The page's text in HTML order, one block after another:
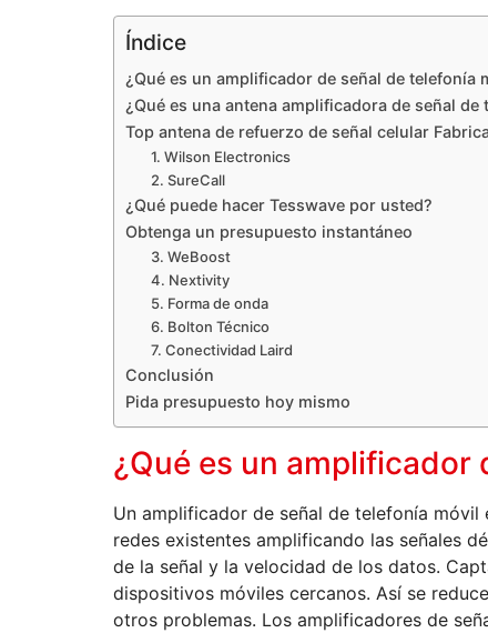
Índice
¿Qué es un amplificador de señal de telefonía
¿Qué es una antena amplificadora de señal
Top antena de refuerzo de señal celular
1. Wilson Electronics
2. SureCall
¿Qué puede hacer Tesswave por usted?
Obtenga un presupuesto instantáneo
3. WeBoost
4. Nextivity
5. Forma de onda
6. Bolton Técnico
7. Conectividad Laird
Conclusión
Pida presupuesto hoy mismo
¿Qué es un amplificador
Un amplificador de señal de telefonía
redes existentes amplificando las señales
de la señal y la velocidad de los datos.
dispositivos móviles cercanos. Así se
otros problemas. Los amplificadores de